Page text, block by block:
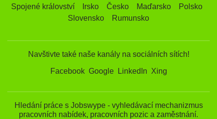
Spojené království
Irsko Česko Maďarsko
Polsko
Slovensko
Rumunsko
Navštivte také naše kanály na sociálních sítích!
Facebook Google LinkedIn Xing
Hledání práce s Jobswype - vyhledávací mechanizmus
pracovních nabídek, pracovních pozic a zaměstnání.